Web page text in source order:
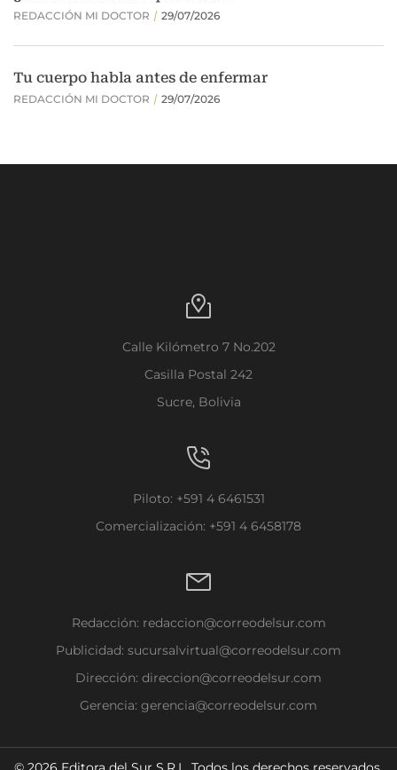
Calle Kilómetro 7 No.202
Casilla Postal 242
Sucre, Bolivia
Piloto: +591 4 6461531
Comercialización: +591 4 6458178
Redacción: redaccion@correodelsur.com
Publicidad: sucursalvirtual@correodelsur.com
Dirección: direccion@correodelsur.com
Gerencia: gerencia@correodelsur.com